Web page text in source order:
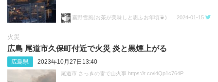
霧野雪風(お茶が美味しと思ふお年頃🍵) 2024-01-15
火災
広島 尾道市久保町付近で火災 炎と黒煙上がる
広島県 2023年10月27日13:40
尾道市 さっきの雷で山火事 https://t.co/l4Qp1c764P